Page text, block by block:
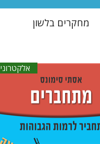
מחקרים בלשון
אלקטרוני
אסתר סימונס